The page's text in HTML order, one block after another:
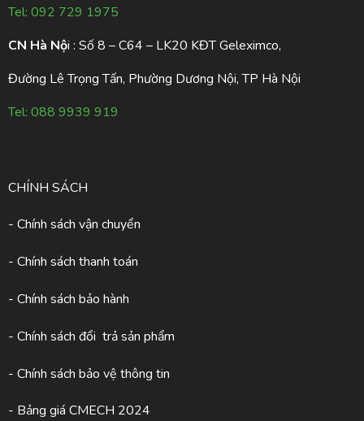
Tel: 092 729 1975
CN Hà Nội : Số 8 – C64 – LK20 KĐT Geleximco,
Đường Lê Trọng Tấn, Phường Dương Nội, TP Hà Nội
Tel: 088 9939 919
CHÍNH SÁCH
- Chính sách vận chuyển
- Chính sách thanh toán
- Chính sách bảo hành
- Chính sách đổi trả sản phẩm
- Chính sách bảo vệ thông tin
- Bảng giá CMECH 2024